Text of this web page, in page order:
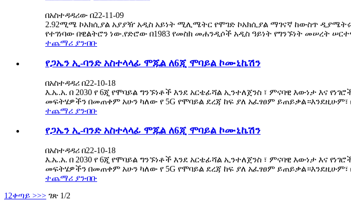
በአስተዳዳሪው በ22-11-09
2.92ሚሜ ኮአክሲያል አያያዥ አዲስ አይነት ሚሊሜትር የሞገድ ኮአክሲያል ማገናኛ ከውስጥ ዲያሜትሩ
የተገነባው በዊልትሮን ነው.የድሮው በ1983 የመስክ መሐንዲሶች አዲስ ዓይነት የግንኙነት መሠረት
ተጨማሪ ያንብቡ
የጋኤን ኢ-ባንድ አስተላላፊ ሞጁል ለ6ጂ ሞባይል ኮሙኒኬሽን
በአስተዳዳሪ በ22-10-18
እ.ኤ.አ. በ 2030 የ 6ጂ የሞባይል ግንኙነቶች እንደ አርቴፊሻል ኢንተለጀንስ ፣ ምናባዊ እውነታ እና
መፍትሄዎችን በመጠቀም አሁን ካለው የ 5G የሞባይል ደረጃ ከፍ ያለ አፈፃፀም ይጠይቃል።እንደዚሁም፣
ተጨማሪ ያንብቡ
የጋኤን ኢ-ባንድ አስተላላፊ ሞጁል ለ6ጂ ሞባይል ኮሙኒኬሽን
በአስተዳዳሪ በ22-10-18
እ.ኤ.አ. በ 2030 የ 6ጂ የሞባይል ግንኙነቶች እንደ አርቴፊሻል ኢንተለጀንስ ፣ ምናባዊ እውነታ እና
መፍትሄዎችን በመጠቀም አሁን ካለው የ 5G የሞባይል ደረጃ ከፍ ያለ አፈፃፀም ይጠይቃል።እንደዚሁም፣
ተጨማሪ ያንብቡ
1 2ቀጣይ >>> ገጽ 1/2